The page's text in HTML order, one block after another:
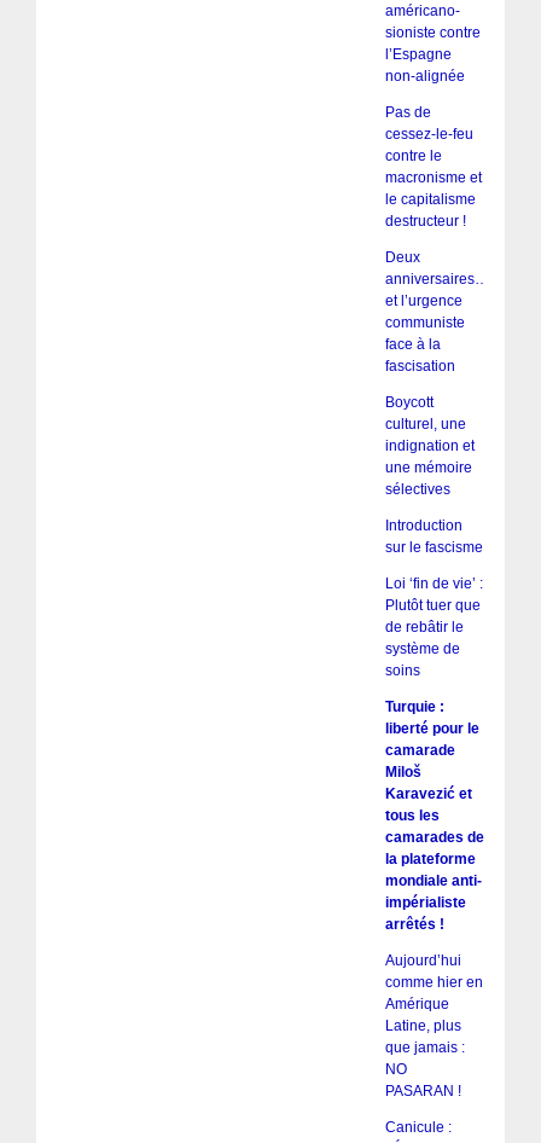
américano-
sioniste contre
l’Espagne
non-alignée
Pas de
cessez-le-feu
contre le
macronisme et
le capitalisme
destructeur !
Deux
anniversaires…
et l’urgence
communiste
face à la
fascisation
Boycott
culturel, une
indignation et
une mémoire
sélectives
Introduction
sur le fascisme
Loi ‘fin de vie’ :
Plutôt tuer que
de rebâtir le
système de
soins
Turquie :
liberté pour le
camarade
Miloš
Karavezić et
tous les
camarades de
la plateforme
mondiale anti-
impérialiste
arrêtés !
Aujourd’hui
comme hier en
Amérique
Latine, plus
que jamais :
NO
PASARAN !
Canicule :